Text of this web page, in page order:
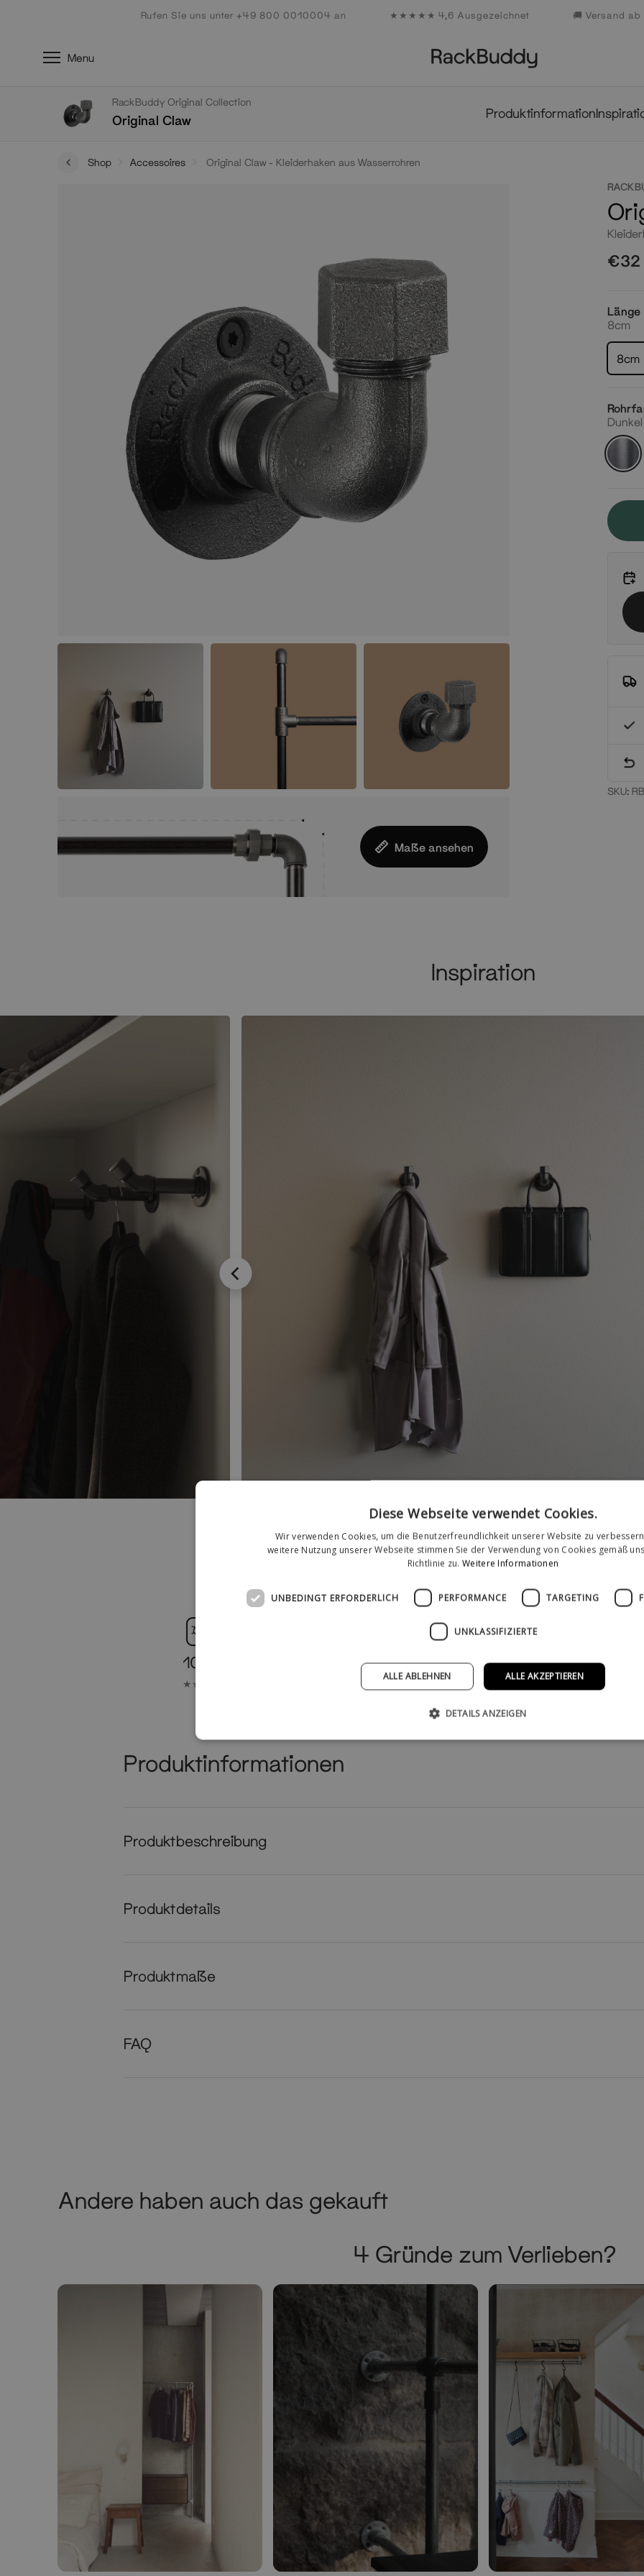
Rufen Sie uns unter +49 800 0010004 an ★★★★★ 4,6 Ausgezeichnet 🚚 Versand
Menu
Inspiration
RackBuddy Original Collection
Original Claw Produktinformation
Shop Accessoires Original Claw - Kleiderhaken aus Wasserrohren
Maße ansehen
€32
Länge
8cm
8cm
Dunkel
Dunkel
SKU:
Inspiration
100.000+ Zufriedene Kunden
★★★★★ 4,7 Hervorragend
Einfacher Aufbau
Videoguides verfügbar Leichte Reinigung darunter
Produktinformationen
Produktbeschreibung
Produktdetails
Produktmaße
FAQ
Andere haben auch das gekauft
4 Gründe zum Verlieben?
Diese Webseite verwendet Cookies.
Wir verwenden Cookies, um die Benutzerfreundlichkeit unserer Website zu
weitere Nutzung unserer Webseite stimmen Sie der Verwendung von Cookies gemäß
Richtlinie zu.Weitere Informationen
UNBEDINGT ERFORDERLICH PERFORMANCE TARGETING
UNKLASSIFIZIERTE
ALLE AKZEPTIEREN
ALLE ABLEHNEN
DETAILS ANZEIGEN